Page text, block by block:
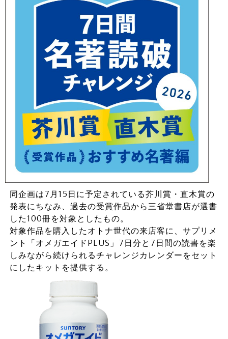
同企画は7月15日に予定されている芥川賞・直木賞の
発表にちなみ、過去の受賞作品から三省堂書店が選書
した100冊を対象としたもの。
対象作品を購入したオトナ世代の来店客に、サプリメ
ント「オメガエイドPLUS」7日分と7日間の読書を楽
しみながら続けられるチャレンジカレンダーをセット
にしたキットを提供する。